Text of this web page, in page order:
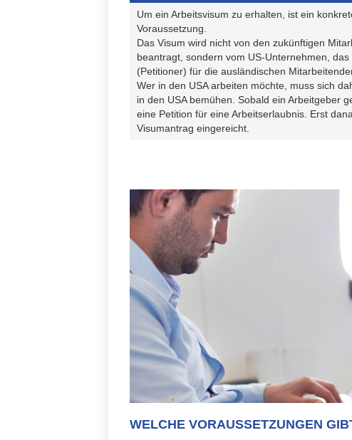
Um ein Arbeitsvisum zu erhalten, ist ein
Voraussetzung.
Das Visum wird nicht von den zukünftigen
beantragt, sondern vom US-Unternehmen, das
(Petitioner) für die ausländischen
Wer in den USA arbeiten möchte, muss sich
in den USA bemühen. Sobald ein Arbeitgeber
eine Petition für eine Arbeitserlaubnis. Erst
Visumantrag eingereicht.
WELCHE VORAUSSETZUNGEN